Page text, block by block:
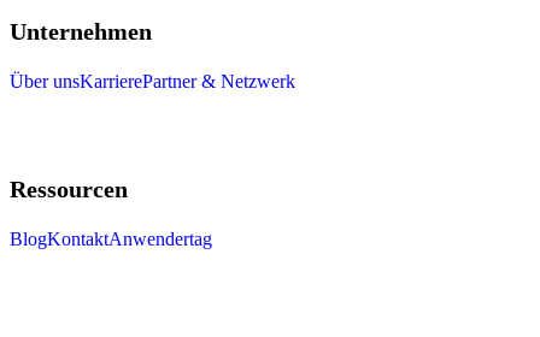
Unternehmen
Über unsKarrierePartner & Netzwerk
Ressourcen
BlogKontaktAnwendertag